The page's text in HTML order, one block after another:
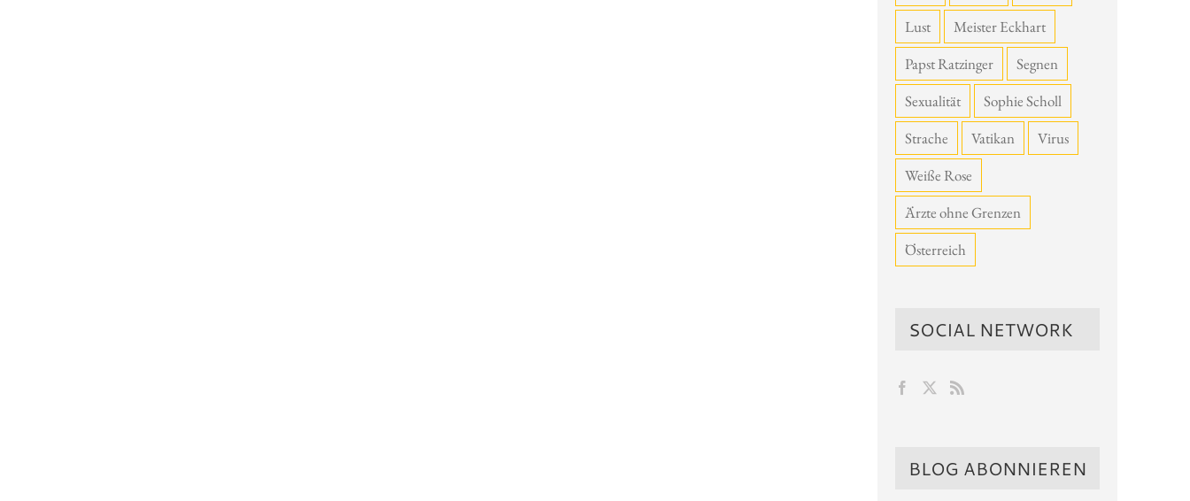
Lust
Meister Eckhart
Papst Ratzinger
Segnen
Sexualität
Sophie Scholl
Strache
Vatikan
Virus
Weiße Rose
Ärzte ohne Grenzen
Österreich
SOCIAL NETWORK
BLOG ABONNIEREN